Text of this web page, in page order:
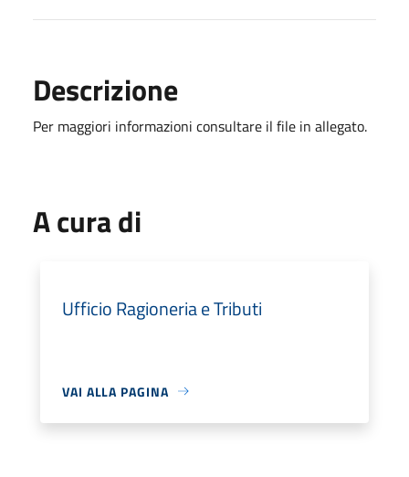
Descrizione
Per maggiori informazioni consultare il file in allegato.
A cura di
Ufficio Ragioneria e Tributi
VAI ALLA PAGINA